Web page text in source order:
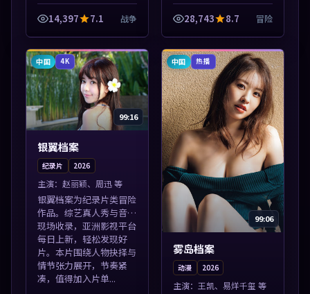
类型齐全，热播榜单实时
刷新，沉浸式观影体验。
得加入片单。
14,397 7.1 战争
片单推荐，高清画质流畅
播放，每日更新不错过精
紧凑，值得加...
28,743 8.7 冒险
中国 4K
99:16
银翼档案
纪录片 2026
主演： 赵丽颖、周迅 等
银翼档案为纪录片类冒险
作品。综艺真人秀与音乐
现场收录，亚洲影视平台
每日上新，轻松发现好
片。本片围绕人物抉择与
情节张力展开，节奏紧
凑，值得加入片单...
中国 热播
99:06
雾岛档案
动漫 2026
主演： 王凯、易烊千玺 等